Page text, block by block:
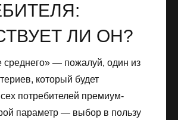
ЛИ ОН?
— пожалуй, один из
который будет
потребителей премиум-
параметр — выбор в пользу